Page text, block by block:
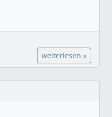
weiterlesen »